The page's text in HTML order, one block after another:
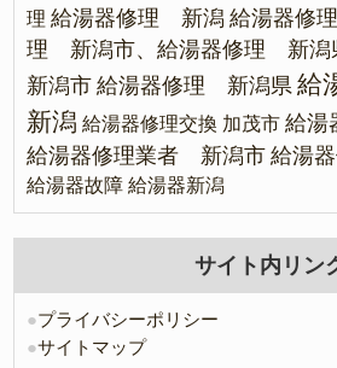
理 給湯器修理 新潟 給湯器修
理 新潟市、給湯器修理 新潟
新潟市 給湯器修理 新潟県 給
新潟 給湯器修理交換 加茂市 給湯
給湯器修理業者 新潟市 給湯
給湯器故障 給湯器新潟
サイト内リン
●プライバシーポリシー
●サイトマップ